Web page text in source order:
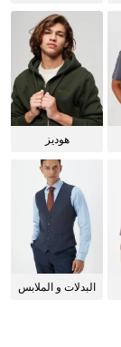
هوديز
البدلات و الملابس